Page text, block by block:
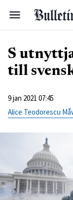
S
till
9 jan 2021 07:45
Alice Teodorescu